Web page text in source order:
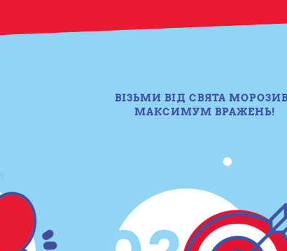
ВІЗЬМИ ВІД СВЯТА
МАКСИМУМ ВРАЖЕНЬ!